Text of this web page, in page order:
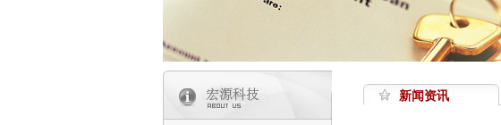
新闻资讯